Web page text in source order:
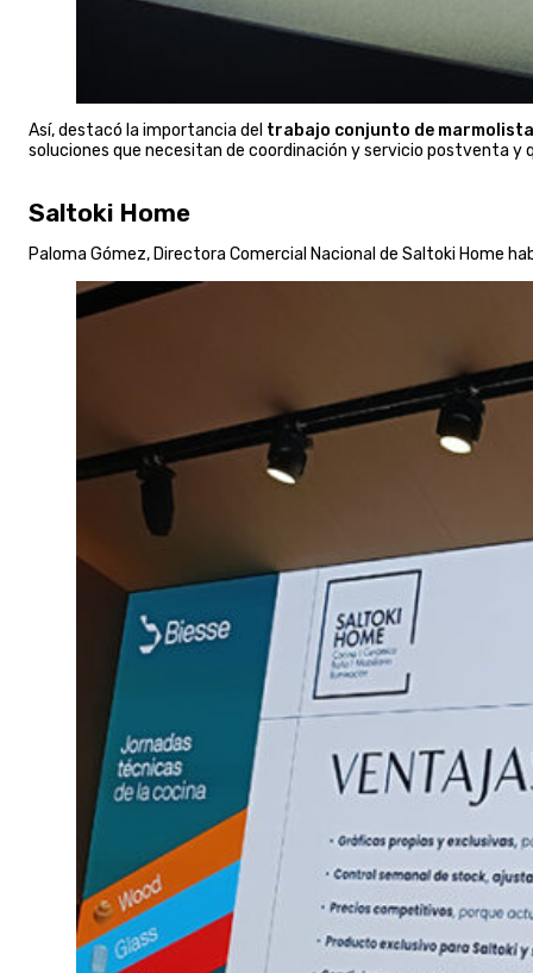
Así, destacó la importancia del trabajo conjunto de
soluciones que necesitan de coordinación y servicio postventa y
Saltoki Home
Paloma Gómez, Directora Comercial Nacional de Saltoki Home